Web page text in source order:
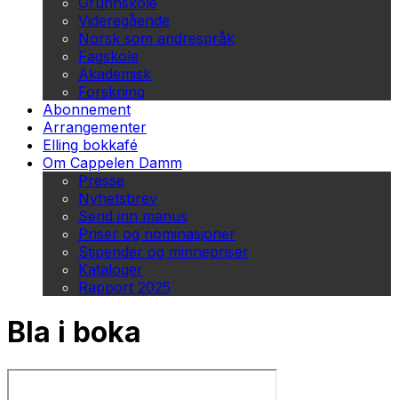
Videregående
Norsk som andrespråk
Fagskole
Akademisk
Forskning
Abonnement
Arrangementer
Elling bokkafé
Om Cappelen Damm
Presse
Nyhetsbrev
Send inn manus
Priser og nominasjoner
Stipender og minnepriser
Kataloger
Rapport 2025
Bla i boka